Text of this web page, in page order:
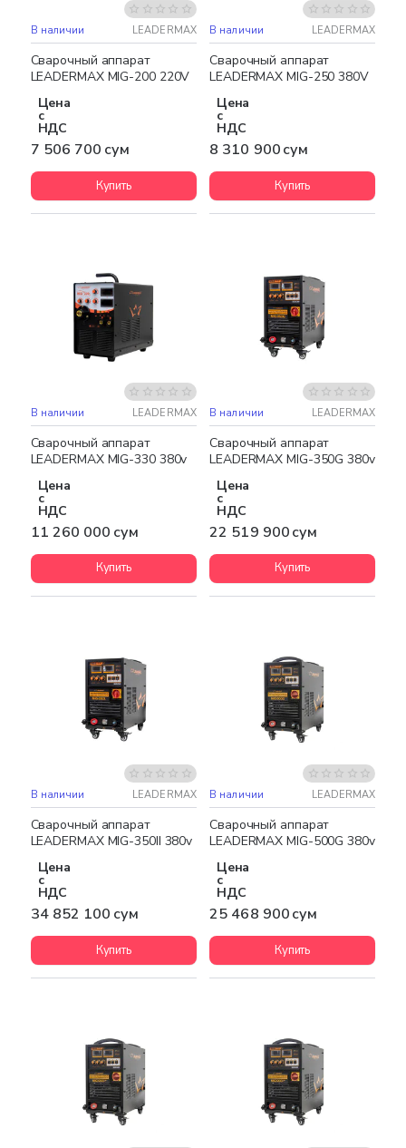
Бесплатная доставка
В наличии LEADERMAX
Сварочный аппарат
LEADERMAX MIG-200 220V
Цена
с
НДС
7 506 700 сум
Купить
Бесплатная доставка
В наличии LEADERMAX
Сварочный аппарат
LEADERMAX MIG-250 380V
Цена
с
НДС
8 310 900 сум
Купить
Бесплатная доставка
В наличии LEADERMAX
Сварочный аппарат
LEADERMAX MIG-330 380v
Цена
с
НДС
11 260 000 сум
Купить
Бесплатная доставка
В наличии LEADERMAX
Сварочный аппарат
LEADERMAX MIG-350G 380v
Цена
с
НДС
22 519 900 сум
Купить
Бесплатная доставка
В наличии LEADERMAX
Сварочный аппарат
LEADERMAX MIG-350II 380v
Цена
с
НДС
34 852 100 сум
Купить
Бесплатная доставка
В наличии LEADERMAX
Сварочный аппарат
LEADERMAX MIG-500G 380v
Цена
с
НДС
25 468 900 сум
Купить